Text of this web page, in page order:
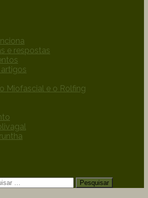
e respostas
Miofascial e o Rolfing